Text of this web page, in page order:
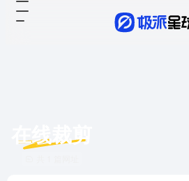
在线裁剪